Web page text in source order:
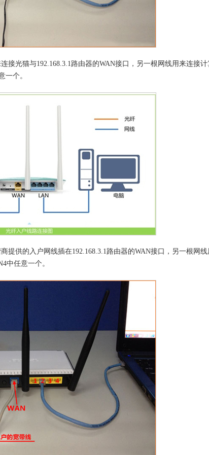
光猫与192.168.3.1路由器的WAN接口，另一根网线用来连接
一个。
供的入户网线插在192.168.3.1路由器的WAN接口，另一根网
中任意一个。